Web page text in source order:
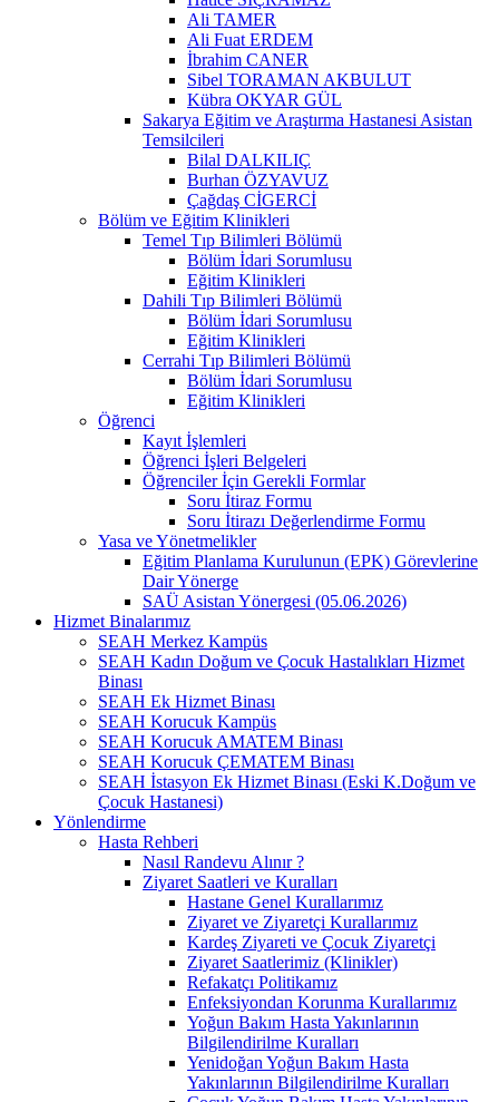
Ali TAMER
Ali Fuat ERDEM
İbrahim CANER
Sibel TORAMAN AKBULUT
Kübra OKYAR GÜL
Sakarya Eğitim ve Araştırma Hastanesi Asistan
Temsilcileri
Bilal DALKILIÇ
Burhan ÖZYAVUZ
Çağdaş CİGERCİ
Bölüm ve Eğitim Klinikleri
Temel Tıp Bilimleri Bölümü
Bölüm İdari Sorumlusu
Eğitim Klinikleri
Dahili Tıp Bilimleri Bölümü
Bölüm İdari Sorumlusu
Eğitim Klinikleri
Cerrahi Tıp Bilimleri Bölümü
Bölüm İdari Sorumlusu
Eğitim Klinikleri
Öğrenci
Kayıt İşlemleri
Öğrenci İşleri Belgeleri
Öğrenciler İçin Gerekli Formlar
Soru İtiraz Formu
Soru İtirazı Değerlendirme Formu
Yasa ve Yönetmelikler
Eğitim Planlama Kurulunun (EPK) Görevlerine
Dair Yönerge
SAÜ Asistan Yönergesi (05.06.2026)
Hizmet Binalarımız
SEAH Merkez Kampüs
SEAH Kadın Doğum ve Çocuk Hastalıkları Hizmet
Binası
SEAH Ek Hizmet Binası
SEAH Korucuk Kampüs
SEAH Korucuk AMATEM Binası
SEAH Korucuk ÇEMATEM Binası
SEAH İstasyon Ek Hizmet Binası (Eski K.Doğum ve
Çocuk Hastanesi)
Yönlendirme
Hasta Rehberi
Nasıl Randevu Alınır ?
Ziyaret Saatleri ve Kuralları
Hastane Genel Kurallarımız
Ziyaret ve Ziyaretçi Kurallarımız
Kardeş Ziyareti ve Çocuk Ziyaretçi
Ziyaret Saatlerimiz (Klinikler)
Refakatçı Politikamız
Enfeksiyondan Korunma Kurallarımız
Yoğun Bakım Hasta Yakınlarının
Bilgilendirilme Kuralları
Yenidoğan Yoğun Bakım Hasta
Yakınlarının Bilgilendirilme Kuralları